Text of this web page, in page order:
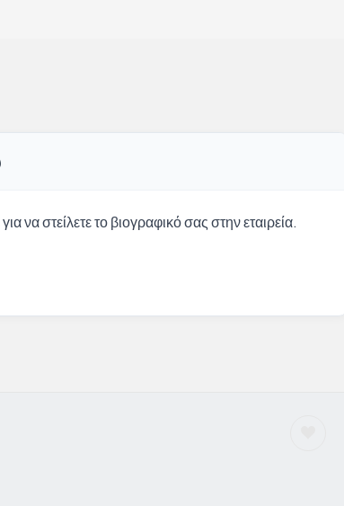
να στείλετε το βιογραφικό σας στην εταιρεία.